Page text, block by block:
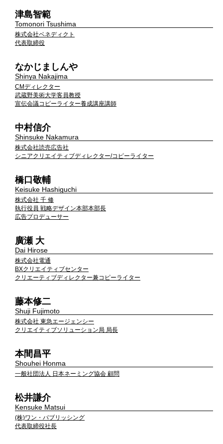
津島智範
Tomonori Tsushima
株式会社ベネディクト
代表取締役
なかじましんや
Shinya Nakajima
CMディレクター
武蔵野美術大学客員教授
宣伝会議コピーライター養成講座講師
中村信介
Shinsuke Nakamura
株式会社読売広告社
シニアクリエイティブディレクター/コピーライター
橋口敬輔
Keisuke Hashiguchi
株式会社 千 修
執行役員 戦略デザイン本部本部長
広告プロデューサー
廣瀬 大
Dai Hirose
株式会社電通
BXクリエイティブセンター
クリエーティブディレクター兼コピーライター
藤本修二
Shuji Fujimoto
株式会社 東急エージェンシー
クリエイティブソリューション局 局長
本間昌平
Shouhei Honma
一般社団法人 日本ネーミング協会 顧問
松井謙介
Kensuke Matsui
(株)ワン・パブリッシング
代表取締役社長